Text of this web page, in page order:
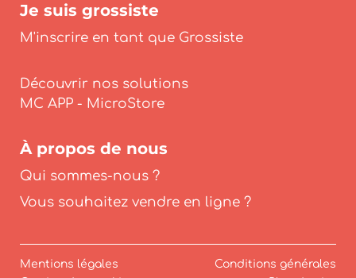
Je suis grossiste
M'inscrire en tant que Grossiste
Découvrir nos solutions
À propos de nous
Qui sommes-nous ?
Vous souhaitez vendre en ligne ?
Mentions légales
Conditions générales